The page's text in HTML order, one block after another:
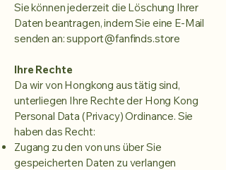
Sie können jederzeit die Löschung Ihrer
Daten beantragen, indem Sie eine E-Mail
senden an:support@fanfinds.store
Ihre Rechte
Da wir von Hongkong aus tätig sind,
unterliegen Ihre Rechte der Hong Kong
Personal Data (Privacy) Ordinance. Sie
haben das Recht:
Zugang zu den von uns über Sie
gespeicherten Daten zu verlangen